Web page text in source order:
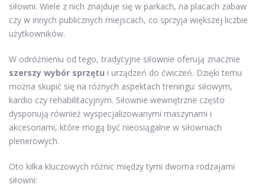
siłowni. Wiele z nich znajduje się w parkach, na placach zabaw
czy w innych publicznych miejscach, co sprzyja większej liczbie
użytkowników.
W odróżnieniu od tego, tradycyjne siłownie oferują znacznie
szerszy wybór sprzętu i urządzeń do ćwiczeń. Dzięki temu
można skupić się na różnych aspektach treningu: siłowym,
kardio czy rehabilitacyjnym. Siłownie wewnętrzne często
dysponują również wyspecjalizowanymi maszynami i
akcesoriami, które mogą być nieosiągalne w siłowniach
plenerowych.
Oto kilka kluczowych różnic między tymi dwoma rodzajami
siłowni: